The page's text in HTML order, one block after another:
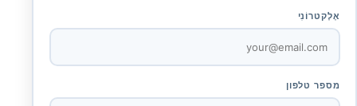
אֶלֶקטרוֹנִי
מספר טלפון